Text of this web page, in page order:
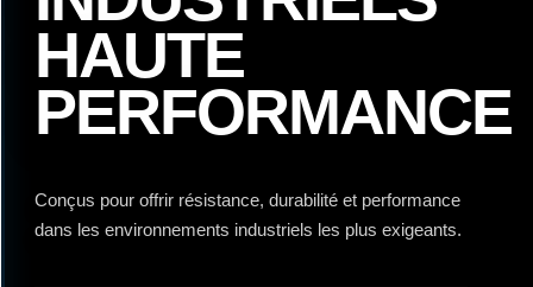
HAUTE
PERFORMANCE
Conçus pour offrir résistance, durabilité et performance
dans les environnements industriels les plus exigeants.